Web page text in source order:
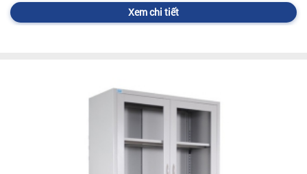
Xem chi tiết